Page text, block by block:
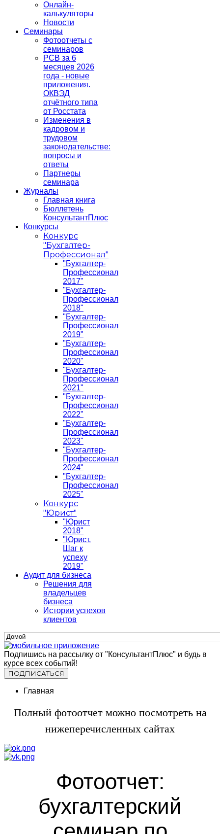
Онлайн-
калькуляторы
Новости
Семинары
Фотоотчеты с
семинаров
РСВ за 6
месяцев 2026
года - новые
приложения.
ОКВЭД
отчётного типа
от Росстата
Изменения в
кадровом и
трудовом
законодательстве:
вопросы и
ответы
Партнеры
семинара
Журналы
Главная книга
Бюллетень
КонсультантПлюс
Конкурсы
Конкурс
"Бухгалтер-
Профессионал"
"Бухгалтер-
Профессионал
2017"
"Бухгалтер-
Профессионал
2018"
"Бухгалтер-
Профессионал
2019"
"Бухгалтер-
Профессионал
2020"
"Бухгалтер-
Профессионал
2021"
"Бухгалтер-
Профессионал
2022"
"Бухгалтер-
Профессионал
2023"
"Бухгалтер-
Профессионал
2024"
"Бухгалтер-
Профессионал
2025"
Конкурс
"Юрист"
"Юрист
2018"
"Юрист.
Шаг к
успеху
2019"
Аудит для бизнеса
Решения для
владельцев
бизнеса
Истории успехов
клиентов
Подпишись на рассылку от "КонсультантПлюс" и будь в
курсе всех событий!
Главная
Полный фотоотчет можно посмотреть на
нижеперечисленных сайтах
Фотоотчет:
бухгалтерский